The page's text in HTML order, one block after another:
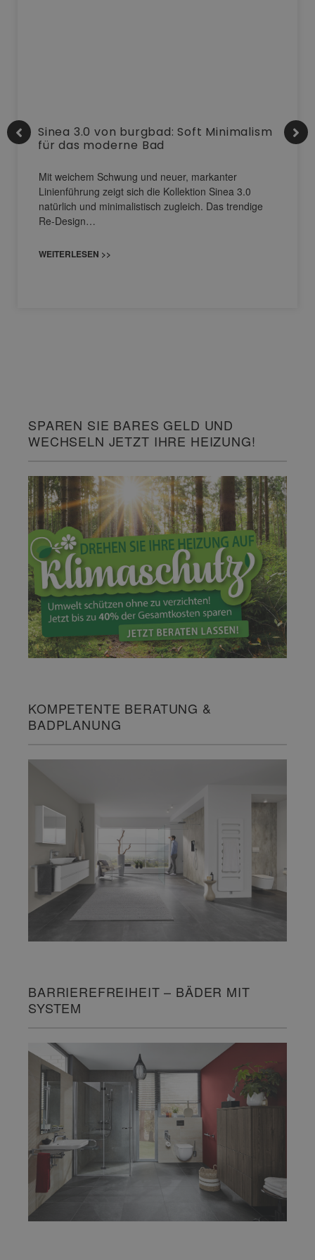
Sinea 3.0 von burgbad: Soft Minimalism
für das moderne Bad
Mit weichem Schwung und neuer, markanter
Linienführung zeigt sich die Kollektion Sinea 3.0
natürlich und minimalistisch zugleich. Das trendige
Re-Design…
WEITERLESEN >>
SPAREN SIE BARES GELD UND
WECHSELN JETZT IHRE HEIZUNG!
KOMPETENTE BERATUNG &
BADPLANUNG
BARRIEREFREIHEIT – BÄDER MIT
SYSTEM